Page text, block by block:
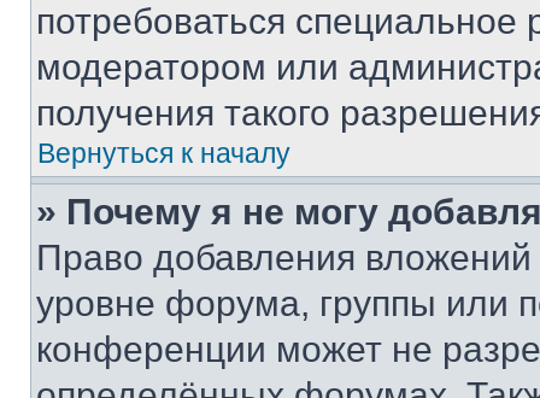
потребоваться
модератором или
получения такого
Вернуться к началу
» Почему я не могу
Право добавления
уровне форума, группы или
конференции может не